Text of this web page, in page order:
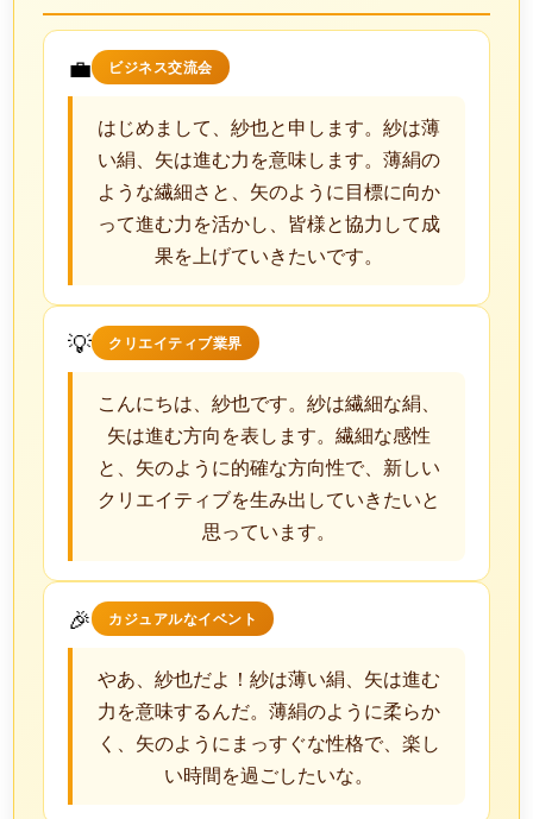
💼 ビジネス交流会
はじめまして、紗也と申します。紗は薄
い絹、矢は進む力を意味します。薄絹の
ような繊細さと、矢のように目標に向か
って進む力を活かし、皆様と協力して成
果を上げていきたいです。
💡 クリエイティブ業界
こんにちは、紗也です。紗は繊細な絹、
矢は進む方向を表します。繊細な感性
と、矢のように的確な方向性で、新しい
クリエイティブを生み出していきたいと
思っています。
🎉 カジュアルなイベント
やあ、紗也だよ！紗は薄い絹、矢は進む
力を意味するんだ。薄絹のように柔らか
く、矢のようにまっすぐな性格で、楽し
い時間を過ごしたいな。